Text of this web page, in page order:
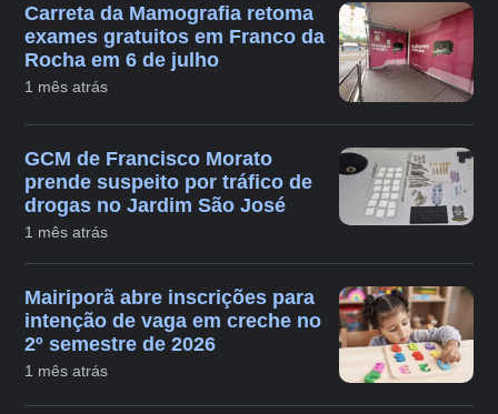
Carreta da Mamografia retoma
exames gratuitos em Franco da
Rocha em 6 de julho
1 mês atrás
GCM de Francisco Morato
prende suspeito por tráfico de
drogas no Jardim São José
1 mês atrás
Mairiporã abre inscrições para
intenção de vaga em creche no
2º semestre de 2026
1 mês atrás